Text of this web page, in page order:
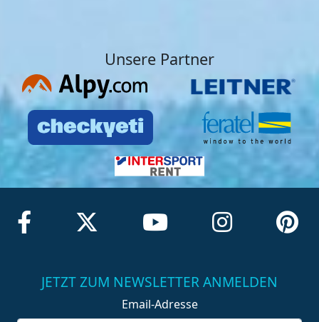
Unsere Partner
JETZT ZUM NEWSLETTER ANMELDEN
Email-Adresse